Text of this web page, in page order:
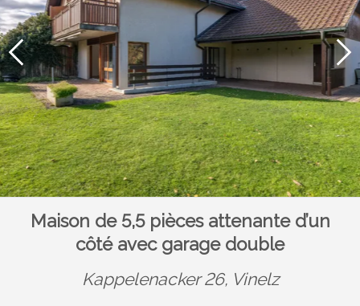
Maison de 5,5 pièces attenante d’un
côté avec garage double
Kappelenacker 26, Vinelz